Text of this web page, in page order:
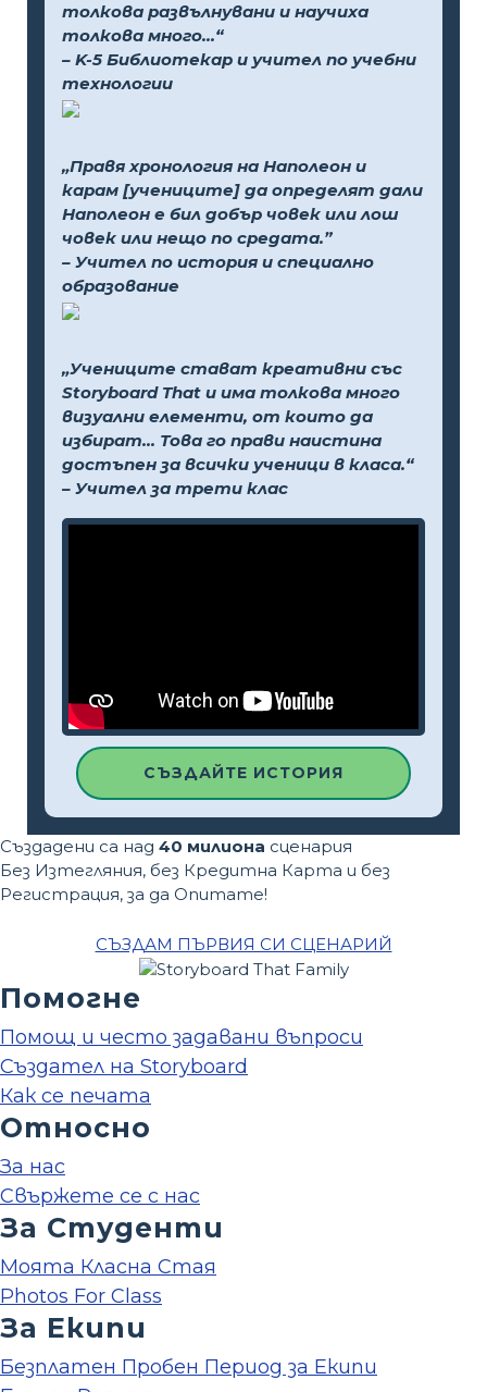
толкова развълнувани и научиха
толкова много...“
– K-5 Библиотекар и учител по учебни
технологии
„Правя хронология на Наполеон и
карам [учениците] да определят дали
Наполеон е бил добър човек или лош
човек или нещо по средата.”
– Учител по история и специално
образование
„Учениците стават креативни със
Storyboard That и има толкова много
визуални елементи, от които да
избират... Това го прави наистина
достъпен за всички ученици в класа.“
– Учител за трети клас
СЪЗДАЙТЕ ИСТОРИЯ
Създадени са над 40 милиона сценария
Без Изтегляния, без Кредитна Карта и без
Регистрация, за да Опитате!
СЪЗДАМ ПЪРВИЯ СИ СЦЕНАРИЙ
Помогне
Помощ и често задавани въпроси
Създател на Storyboard
Как се печата
Относно
За нас
Свържете се с нас
За Студенти
Моята Класна Стая
Photos For Class
За Екипи
Безплатен Пробен Период за Екипи